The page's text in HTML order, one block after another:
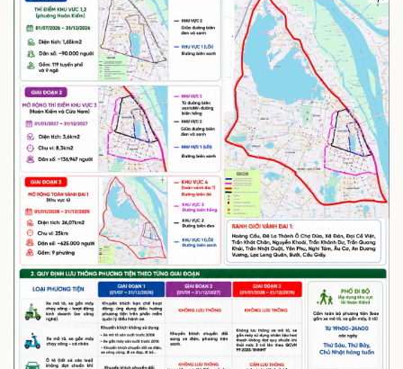
Pháp luật
Vụ án
Tin nóng
Tư vấn luật
Quân sự - Quốc phòng
Vũ khí
Việt Nam
Phân tích
Thể thao
Bóng đá
Lịch thi đấu bóng đá
Thế giới thể thao
eSports
Hậu trường
Ô tô - Xe máy
Ô tô
Xe máy
Tư vấn